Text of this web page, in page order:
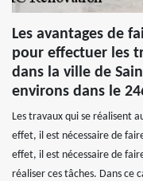
Les avantages de
pour effectuer les
dans la ville de
environs dans le
Les travaux qui se réalisent
effet, il est nécessaire de
effet, il est nécessaire de
réaliser ces tâches. Dans ce